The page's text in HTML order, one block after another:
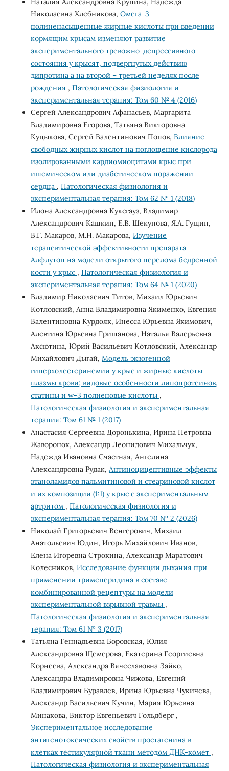
Николаевна Хлебникова, Омега-3
полиненасыщенные жирные кислоты при введении
кормящим крысам изменяют развитие
экспериментального тревожно-депрессивного
состояния у крысят, подвергнутых действию
дипротина а на второй – третьей неделях после
рождения , Патологическая физиология и
экспериментальная терапия: Том 60 № 4 (2016)
Сергей Александрович Афанасьев, Маргарита
Владимировна Егорова, Татьяна Викторовна
Куцыкова, Сергей Валентинович Попов, Влияние
свободных жирных кислот на поглощение кислорода
изолированными кардиомиоцитами крыс при
ишемическом или диабетическом поражении
сердца , Патологическая физиология и
экспериментальная терапия: Том 62 № 1 (2018)
Илона Александровна Куксгауз, Владимир
Александрович Кашкин, Е.В. Шекунова, Я.А. Гущин,
В.Г. Макаров, М.Н. Макарова, Изучение
терапевтической эффективности препарата
Алфлутоп на модели открытого перелома бедренной
кости у крыс , Патологическая физиология и
экспериментальная терапия: Том 64 № 1 (2020)
Владимир Николаевич Титов, Михаил Юрьевич
Котловский, Анна Владимировна Якименко, Евгения
Валентиновна Курдояк, Инесса Юрьевна Якимович,
Алевтина Юрьевна Гришанова, Наталья Валерьевна
Аксютина, Юрий Васильевич Котловский, Александр
Михайлович Дыгай, Модель экзогенной
гиперхолестеринемии у крыс и жирные кислоты
плазмы крови; видовые особенности липопротеинов,
статины и w-3 полиеновые кислоты ,
Патологическая физиология и экспериментальная
терапия: Том 61 № 1 (2017)
Анастасия Сергеевна Доронькина, Ирина Петровна
Жаворонок, Александр Леонидович Михальчук,
Надежда Ивановна Счастная, Ангелина
Александровна Рудак, Антиноцицептивные эффекты
этаноламидов пальмитиновой и стеариновой кислот
и их композиции (1:1) у крыс с экспериментальным
артритом , Патологическая физиология и
экспериментальная терапия: Том 70 № 2 (2026)
Николай Григорьевич Венгерович, Михаил
Анатольевич Юдин, Игорь Михайлович Иванов,
Елена Игоревна Строкина, Александр Маратович
Колесников, Исследование функции дыхания при
применении тримеперидина в составе
комбинированной рецептуры на модели
экспериментальной взрывной травмы ,
Патологическая физиология и экспериментальная
терапия: Том 61 № 3 (2017)
Татьяна Геннадьевна Боровская, Юлия
Александровна Щемерова, Екатерина Георгиевна
Корнеева, Александра Вячеславовна Зайко,
Александра Владимировна Чижова, Евгений
Владимирович Буравлев, Ирина Юрьевна Чукичева,
Александр Васильевич Кучин, Мария Юрьевна
Минакова, Виктор Евгеньевич Гольдберг ,
Экспериментальное исследование
антигенотоксических свойств простагенина в
клетках тестикулярной ткани методом ДНК-комет ,
Патологическая физиология и экспериментальная